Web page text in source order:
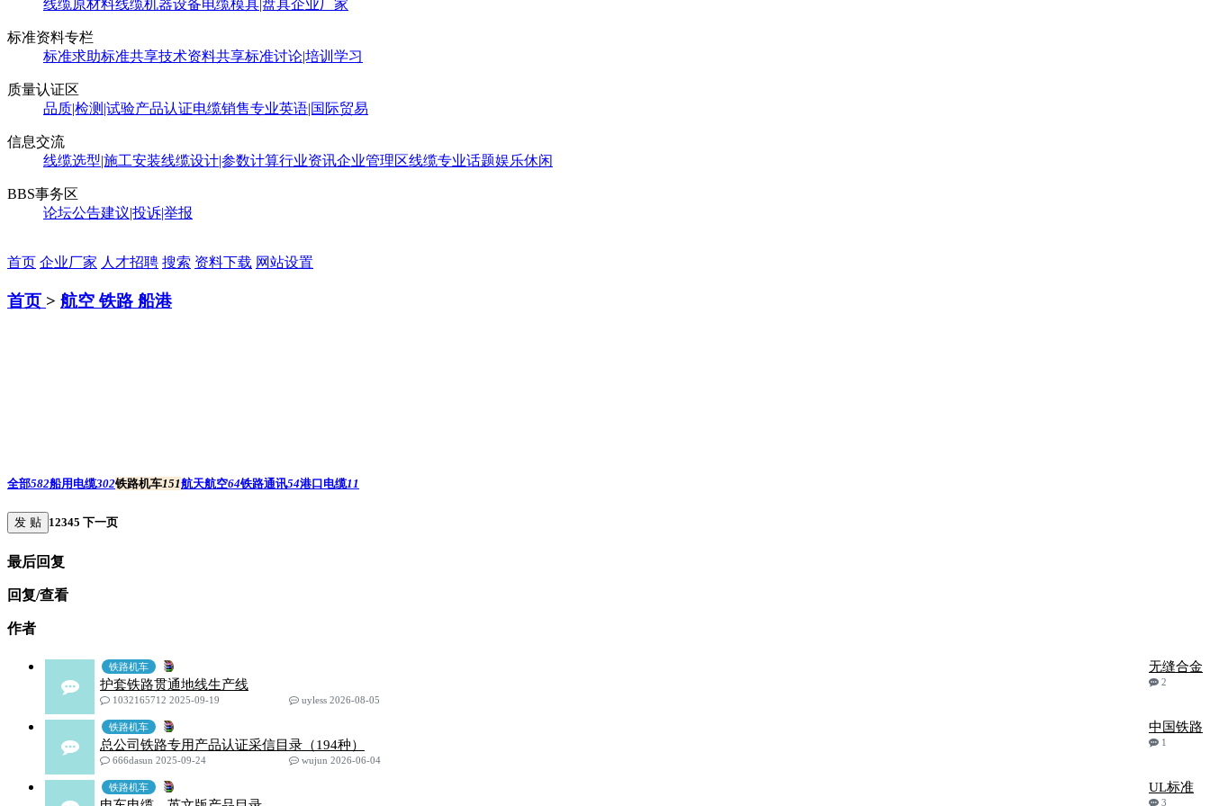
线缆原材料线缆机器设备电缆模具|盘具企业厂家
标准资料专栏
标准求助标准共享技术资料共享标准讨论|培训学习
质量认证区
品质|检测|试验产品认证电缆销售专业英语|国际贸易
信息交流
线缆选型|施工安装线缆设计|参数计算行业资讯企业管理区线缆专业话题娱乐休闲
BBS事务区
论坛公告建议|投诉|举报
首页 企业厂家 人才招聘 搜索 资料下载 网站设置
首页 > 航空 铁路 船港
全部582船用电缆302铁路机车151航天航空64铁路通讯54港口电缆11
发 贴 12345 下一页
最后回复
回复/查看
作者
铁路机车
无缝合金
护套铁路贯通地线生产线
2
1032165712 2025-09-19
uyless 2026-08-05
铁路机车
中国铁路
总公司铁路专用产品认证采信目录（194种）
1
666dasun 2025-09-24
wujun 2026-06-04
铁路机车
UL标准
3